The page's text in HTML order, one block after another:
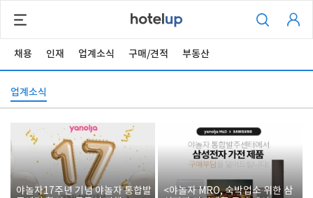
채용 인재 업계소식 구매/견적 부동산
업계소식
야놀자17주년 기념 야놀자 통합발
<야놀자 MRO, 숙박업소 위한 삼